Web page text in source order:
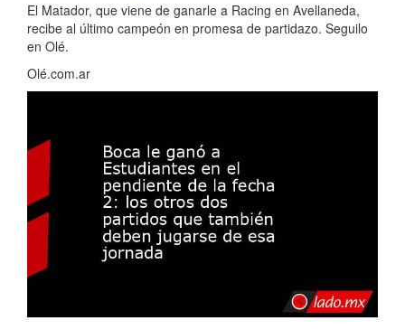
El Matador, que viene de ganarle a Racing en Avellaneda,
recibe al último campeón en promesa de partidazo. Seguilo
en Olé.
Olé.com.ar